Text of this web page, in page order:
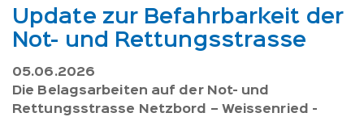
Update zur Befahrbarkeit der
Not- und Rettungsstrasse
05.06.2026
Die Belagsarbeiten auf der Not- und
Rettungsstrasse Netzbord – Weissenried -